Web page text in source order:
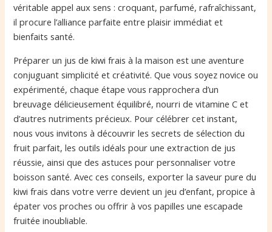
véritable appel aux sens : croquant, parfumé, rafraîchissant,
il procure l’alliance parfaite entre plaisir immédiat et
bienfaits santé.
Préparer un jus de kiwi frais à la maison est une aventure
conjuguant simplicité et créativité. Que vous soyez novice ou
expérimenté, chaque étape vous rapprochera d’un
breuvage délicieusement équilibré, nourri de vitamine C et
d’autres nutriments précieux. Pour célébrer cet instant,
nous vous invitons à découvrir les secrets de sélection du
fruit parfait, les outils idéals pour une extraction de jus
réussie, ainsi que des astuces pour personnaliser votre
boisson santé. Avec ces conseils, exporter la saveur pure du
kiwi frais dans votre verre devient un jeu d’enfant, propice à
épater vos proches ou offrir à vos papilles une escapade
fruitée inoubliable.